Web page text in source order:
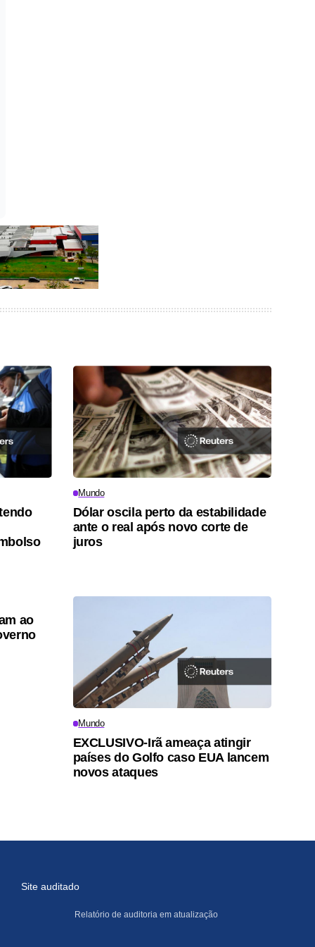
Mundo
Dólar oscila perto da estabilidade
ante o real após novo corte de
juros
ao
Mundo
EXCLUSIVO-Irã ameaça atingir
países do Golfo caso EUA lancem
novos ataques
Site auditado
Relatório de auditoria em atualização